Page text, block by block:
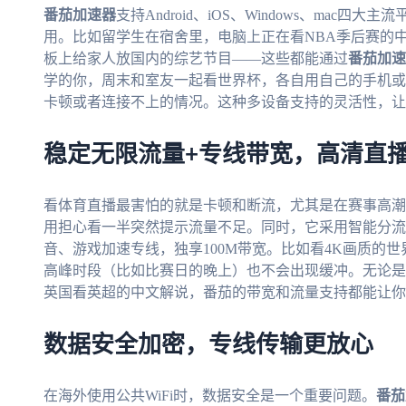
番茄加速器支持Android、iOS、Windows、mac四大主
用。比如留学生在宿舍里，电脑上正在看NBA季后赛的
板上给家人放国内的综艺节目——这些都能通过番茄加
学的你，周末和室友一起看世界杯，各自用自己的手机
卡顿或者连接不上的情况。这种多设备支持的灵活性，
稳定无限流量+专线带宽，高清直
看体育直播最害怕的就是卡顿和断流，尤其是在赛事高
用担心看一半突然提示流量不足。同时，它采用智能分
音、游戏加速专线，独享100M带宽。比如看4K画质的
高峰时段（比如比赛日的晚上）也不会出现缓冲。无论
英国看英超的中文解说，番茄的带宽和流量支持都能让
数据安全加密，专线传输更放心
在海外使用公共WiFi时，数据安全是一个重要问题。 番